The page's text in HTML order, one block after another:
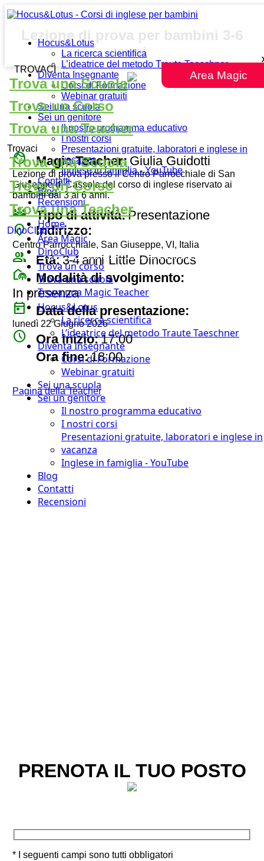
Hocus&Lotus
La ricerca scientifica
L’ideatrice del metodo Traute Taeschner
Diventa Insegnante
Corsi di Formazione
Webinar gratuiti
Sei una scuola
Sei un genitore
Il nostro programma educativo
I nostri corsi
Presentazioni gratuite, laboratori e inglese in
vacanza
Inglese in famiglia - YouTube
Contatti
Blog
Recensioni
Home
Area Magic
DinoClub
Trova un corso
Trova una scuola
Trova una Magic Teacher
Hocus&Lotus
La ricerca scientifica
L’ideatrice del metodo Traute Taeschner
Diventa Insegnante
Corsi di Formazione
Webinar gratuiti
Sei una scuola
Sei un genitore
Il nostro programma educativo
I nostri corsi
Presentazioni gratuite, laboratori e inglese in
vacanza
Inglese in famiglia - YouTube
Blog
Contatti
Recensioni
Area Magic
TROVACI
Trova una Scuola
Trova un Corso
Trova una Teacher
Trovaci
Trova una Scuola
Trova un Corso
Trova una Teacher
DinoClub
Lezione di prova per bambini 3-6
anni
face Magic Teacher: Giulia Guidotti
Lezione di prova presso il Centro Parrocchiale di San
Giuseppe di Cassola del corso di inglese riservato ai
bambini dai 3 ai 6 anni.
diversity_3 Tipo di attività:Presentazione
place Indirizzo:
Centro Parrocchiale, San Giuseppe, VI, Italia
group Età:3-4 anni Little Dinocrocs
broadcast_on_personal
Modalità di svolgimento:
In presenza
today Data della presentazione:
lunedì 22 Giugno 2026
watch_later Ora inizio:17:00
Ora fine:18:00
Pagina della Teacher
PRENOTA IL TUO POSTO
* I seguenti campi sono tutti obbligatori